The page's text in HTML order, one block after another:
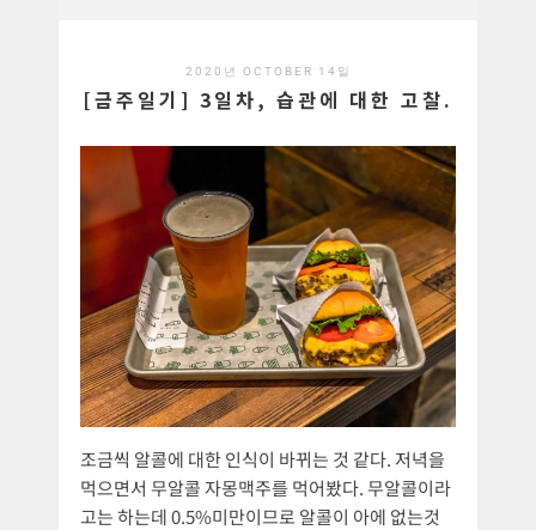
2020년 OCTOBER 14일
[금주일기] 3일차, 습관에 대한 고찰.
조금씩 알콜에 대한 인식이 바뀌는 것 같다. 저녁을
먹으면서 무알콜 자몽맥주를 먹어봤다. 무알콜이라
고는 하는데 0.5%미만이므로 알콜이 아에 없는것